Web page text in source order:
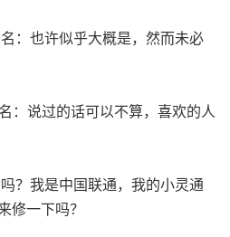
：也许似乎大概是，然而未必
：说过的话可以不算，喜欢的人
？我是中国联通，我的小灵通
修一下吗？